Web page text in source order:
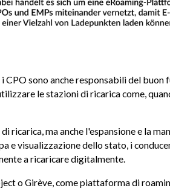
sono anche responsabili del buon
le stazioni di ricarica come,
ricarica, ma anche l'espansione e la
e visualizzazione dello stato, i
a ricaricare digitalmente.
o Girève, come piattaforma di